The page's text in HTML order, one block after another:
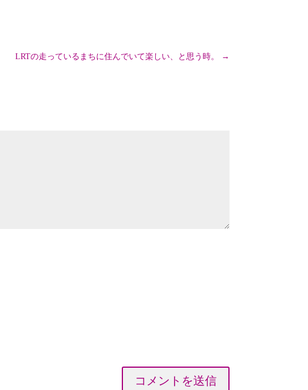
LRTの走っているまちに住んでいて楽しい、と思う時。 →
コメントを送信